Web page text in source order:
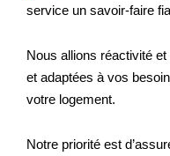
service un savoir-faire
Nous allions réactivité
et adaptées à vos
votre logement.
Notre priorité est